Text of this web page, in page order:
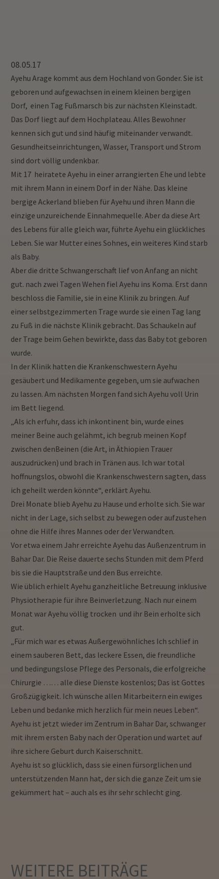
08.05.17
Ayehu Arage kommt aus dem Hochland von Gonder. Sie ist
geboren und aufgewachsen in einem kleinen bergigen
Dorf, einen Tag Fußmarsch bis zur nächsten Kleinstadt.
Das Dorf liegt auf dem Hochplateau. Alles Bewohner
kennen sich gut und sind häufig miteinander verwandt.
Gesundheitseinrichtungen, Wasser, Transport und Strom
sind dort völlig undenkbar.
Mit 17 heiratete Ayehu in einer arrangierten Ehe und lebte
mit ihrem Mann in einem Dorf in der Nähe. Das kleine
bergige Ackerland blieben für Ayehu und ihren Mann die
einzige unzureichende Einnahmequelle.Aber da diese Art
des Lebens für alle gleich war, führte Ayehu ein glückliches
Leben. Sie war Mutter eines Sohnes, ein weiteres Kind starb
als Baby.
Aber die dritte Schwangerschaft lief von Anfang an nicht
gut. nach zwei Tagen Wehen fiel Ayehu ins Koma. Erst dann
beschloss die Familie, sie in eine Klinik zu bringen. Auf
einer selbstgezimmerten Trage wurde sie einen Tag lang
zu Fuß in die nächste Klinik gebracht. Das Schaukeln auf
der Trage beim Gehen bewirkte, dass das Baby tot geboren
wurde.
In der Klinik hatten die Krankenschwestern Ayehu
gesäubert und Medikamente gegeben, um sie aufwachen
zu lassen.Am nächsten Morgen fand sich Ayehu voll Urin
im Bett liegend.
„Als ich erfuhr, dass ich inkontinent bin, wurde eines
meiner Beine auch gelähmt, ich begrub meinen Kopf
zwischen denBeinen (die Art, in Äthiopien Trauer
auszudrücken) und brach in Tränen aus. Ich war total
hoffnungslos, obwohl die Krankenschwestern sagten, dass
ich geheilt werden könnte“, erklärt Ayehu.
Drei Monate blieb Ayehu zu Hause und erholte sich. Sie war
nicht in der Lage, sich selbst zu bewegen oder aufzustehen
ohne die Hilfe ihres Mannes oder der Verwandten.
Vor etwa einem Jahr erreichte Ayehu das Außenzentrum in
Bahar Dar. Die Reise dauerte sechs Stunden mit dem Pferd
bis sie die Hauptstraße und den Bus erreichte.
Wie üblich erhielt Ayehu ganzheitliche Betreuung inklusive
Physiotherapie für ihre Beinverletzung. Nach nur einem
Monat war Ayehu völlig trocken und ihr Bein erholte sich
gut.
„Für mich war es etwas Außergewöhnliches Ich schlief in
einem sauberen Bett, das leckere Essen, die freundliche
und bedingungslose Pflege des Personals, die erfolgreiche
Chirurgie …… alle diese Dienste kostenlos; Das ist Gottes
Großzügigkeit. Ich wünsche allen Mitarbeitern ein ewiges
Leben und bedanke mich herzlich für mein neues Leben“.
Ayehu ist jetzt wieder im Zentrum in Bahar Dar, schwanger
mit ihrem ersten Baby nach der Operation und wartet auf
ihre sichere Geburt durch Kaiserschnitt.
Ayehu ist so glücklich, dass sie einen fürsorglichen und
unterstützenden Mann hat, der sich die ganze Zeit um sie
gekümmert hat – auch als es ihr sehr schlecht ging.
WEITERE BEITRÄGE